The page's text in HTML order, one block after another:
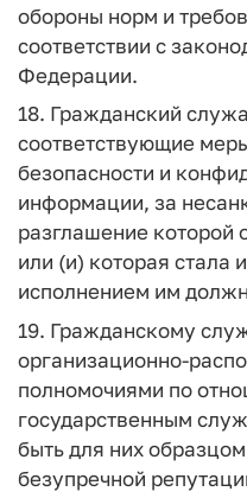
обороны норм и
соответствии с
Федерации.
18. Гражданский
соответствующие
безопасности и
информации, за
разглашение которой
или (и) которая стала
исполнением им
19. Гражданскому
организационно-
полномочиями по
государственным
быть для них
безупречной